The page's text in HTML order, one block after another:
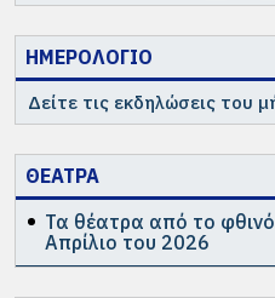
ΗΜΕΡΟΛΟΓΙΟ
Δείτε τις εκδηλώσεις του
ΘΕΑΤΡΑ
Τα θέατρα από το
Απρίλιο του 2026